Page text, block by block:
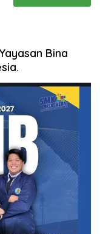
Bina